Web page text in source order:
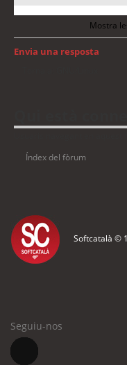
Mostra
Envia una resposta
Índex del fòrum
Softcatalà ©
Seguiu-nos